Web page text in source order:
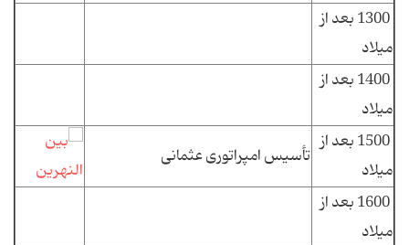
1300 بعد از
میلاد
1400 بعد از
میلاد
1500 بعد از
میلاد
تأسیس امپراتوری عثمانی
1600 بعد از
میلاد